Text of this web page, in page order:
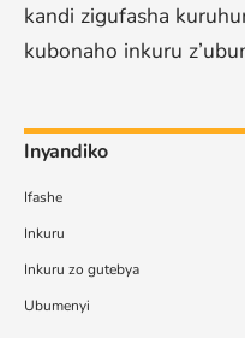
kandi zigufasha
kubonaho inkuru
Inyandiko
Ifashe
Inkuru
Inkuru zo gutebya
Ubumenyi